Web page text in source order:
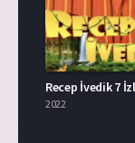
Recep İvedik 7
2022